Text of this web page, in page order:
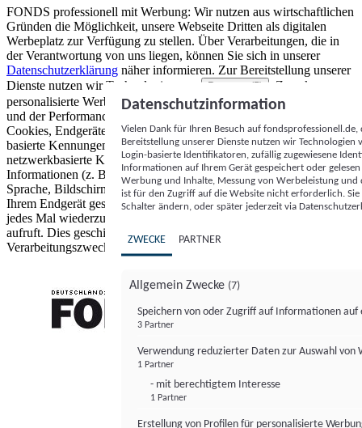
FONDS professionell mit Werbung: Wir nutzen aus wirtschaftlichen
Gründen die Möglichkeit, unsere Webseite Dritten als digitalen
Werbeplatz zur Verfügung zu stellen. Über Verarbeitungen, die in
der Verantwortung von uns liegen, können Sie sich in unserer
Datenschutzerklärung näher informieren. Zur Bereitstellung unserer
Dienste nutzen wir Technologien von
Partnern (5)
. Zwecke:
personalisierte Werbung und Inhalte, Messung von Werbeleistung
und der Performance von Inhalten sowie Zielgruppenforschung.
Cookies, Endgeräte- oder ähnliche Online-Kennungen (z. B. login-
basierte Kennungen, zufällig generierte Kennungen,
netzwerkbasierte Kennungen) können zusammen mit anderen
Informationen (z. B. Browsertyp und Browserinformationen,
Sprache, Bildschirmgröße, unterstützte Technologien usw.) auf
Ihrem Endgerät gespeichert oder von dort ausgelesen werden, um es
jedes Mal wiederzuerkennen, wenn es eine App oder einer Webseite
aufruft. Dies geschieht für einen oder mehrere der hier aufgeführten
Verarbeitungszwecke.
Datenschutzinformation
Vielen Dank für Ihren Besuch auf
Bereitstellung unserer Dienste nutzen wir Technologien
Login-basierte Identifikatoren, zufällig zugewiesene
Informationen auf Ihrem Gerät gespeichert oder
Werbung und Inhalte, Messung von Werbeleistung
ist für den Zugriff auf die Website nicht erforderlich.
Schalter ändern, oder später jederzeit via
ZWECKE PARTNER
Allgemein Zwecke (7)
Speichern von oder Zugriff auf Informationen auf
3 Partner
Verwendung reduzierter Daten zur Auswahl von
1 Partner
- mit berechtigtem Interesse
1 Partner
Erstellung von Profilen für personalisierte
FONDS professionell